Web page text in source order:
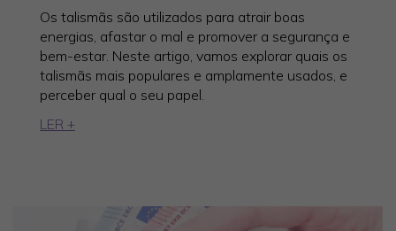
Os talismãs são utilizados para atrair boas
energias, afastar o mal e promover a segurança e
bem-estar. Neste artigo, vamos explorar quais os
talismãs mais populares e amplamente usados, e
perceber qual o seu papel.
LER +